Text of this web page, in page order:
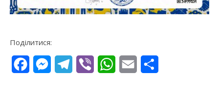
Поділитися:
FacebookMessengerTelegram
Viber WhatsApp
Email